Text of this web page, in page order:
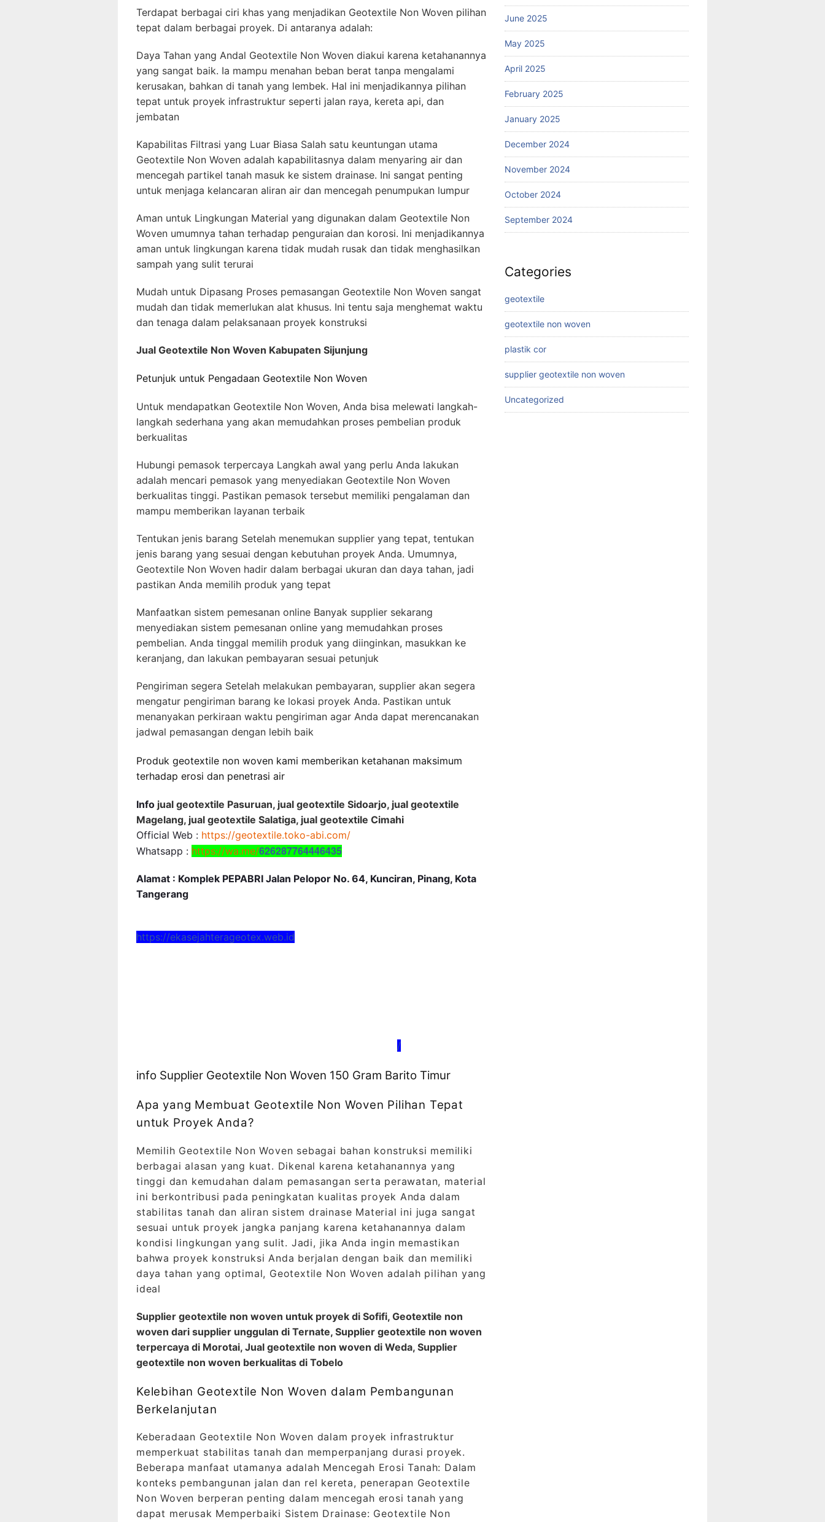
Terdapat berbagai ciri khas yang menjadikan Geotextile Non Woven pilihan
tepat dalam berbagai proyek. Di antaranya adalah:
Daya Tahan yang Andal Geotextile Non Woven diakui karena ketahanannya
yang sangat baik. Ia mampu menahan beban berat tanpa mengalami
kerusakan, bahkan di tanah yang lembek. Hal ini menjadikannya pilihan
tepat untuk proyek infrastruktur seperti jalan raya, kereta api, dan
jembatan
Kapabilitas Filtrasi yang Luar Biasa Salah satu keuntungan utama
Geotextile Non Woven adalah kapabilitasnya dalam menyaring air dan
mencegah partikel tanah masuk ke sistem drainase. Ini sangat penting
untuk menjaga kelancaran aliran air dan mencegah penumpukan lumpur
Aman untuk Lingkungan Material yang digunakan dalam Geotextile Non
Woven umumnya tahan terhadap penguraian dan korosi. Ini menjadikannya
aman untuk lingkungan karena tidak mudah rusak dan tidak menghasilkan
sampah yang sulit terurai
Mudah untuk Dipasang Proses pemasangan Geotextile Non Woven sangat
mudah dan tidak memerlukan alat khusus. Ini tentu saja menghemat waktu
dan tenaga dalam pelaksanaan proyek konstruksi
Jual Geotextile Non Woven Kabupaten Sijunjung
Petunjuk untuk Pengadaan Geotextile Non Woven
Untuk mendapatkan Geotextile Non Woven, Anda bisa melewati langkah-
langkah sederhana yang akan memudahkan proses pembelian produk
berkualitas
Hubungi pemasok terpercaya Langkah awal yang perlu Anda lakukan
adalah mencari pemasok yang menyediakan Geotextile Non Woven
berkualitas tinggi. Pastikan pemasok tersebut memiliki pengalaman dan
mampu memberikan layanan terbaik
Tentukan jenis barang Setelah menemukan supplier yang tepat, tentukan
jenis barang yang sesuai dengan kebutuhan proyek Anda. Umumnya,
Geotextile Non Woven hadir dalam berbagai ukuran dan daya tahan, jadi
pastikan Anda memilih produk yang tepat
Manfaatkan sistem pemesanan online Banyak supplier sekarang
menyediakan sistem pemesanan online yang memudahkan proses
pembelian. Anda tinggal memilih produk yang diinginkan, masukkan ke
keranjang, dan lakukan pembayaran sesuai petunjuk
Pengiriman segera Setelah melakukan pembayaran, supplier akan segera
mengatur pengiriman barang ke lokasi proyek Anda. Pastikan untuk
menanyakan perkiraan waktu pengiriman agar Anda dapat merencanakan
jadwal pemasangan dengan lebih baik
Produk geotextile non woven kami memberikan ketahanan maksimum
terhadap erosi dan penetrasi air
Info jual geotextile Pasuruan, jual geotextile Sidoarjo, jual geotextile
Magelang, jual geotextile Salatiga, jual geotextile Cimahi
Official Web : https://geotextile.toko-abi.com/
Whatsapp : https://wa.me/626287764446435
Alamat : Komplek PEPABRI Jalan Pelopor No. 64, Kunciran, Pinang, Kota
Tangerang
https://ekasejahterageotex.web.id
/
info Supplier Geotextile Non Woven 150 Gram Barito Timur
Apa yang Membuat Geotextile Non Woven Pilihan Tepat
untuk Proyek Anda?
Memilih Geotextile Non Woven sebagai bahan konstruksi memiliki
berbagai alasan yang kuat. Dikenal karena ketahanannya yang
tinggi dan kemudahan dalam pemasangan serta perawatan, material
ini berkontribusi pada peningkatan kualitas proyek Anda dalam
stabilitas tanah dan aliran sistem drainase Material ini juga sangat
sesuai untuk proyek jangka panjang karena ketahanannya dalam
kondisi lingkungan yang sulit. Jadi, jika Anda ingin memastikan
bahwa proyek konstruksi Anda berjalan dengan baik dan memiliki
daya tahan yang optimal, Geotextile Non Woven adalah pilihan yang
ideal
Supplier geotextile non woven untuk proyek di Sofifi, Geotextile non
woven dari supplier unggulan di Ternate, Supplier geotextile non woven
terpercaya di Morotai, Jual geotextile non woven di Weda, Supplier
geotextile non woven berkualitas di Tobelo
Kelebihan Geotextile Non Woven dalam Pembangunan
Berkelanjutan
Keberadaan Geotextile Non Woven dalam proyek infrastruktur
memperkuat stabilitas tanah dan memperpanjang durasi proyek.
Beberapa manfaat utamanya adalah Mencegah Erosi Tanah: Dalam
konteks pembangunan jalan dan rel kereta, penerapan Geotextile
Non Woven berperan penting dalam mencegah erosi tanah yang
dapat merusak Memperbaiki Sistem Drainase: Geotextile Non
June 2025
May 2025
April 2025
February 2025
January 2025
December 2024
November 2024
October 2024
September 2024
Categories
geotextile
geotextile non woven
plastik cor
supplier geotextile non woven
Uncategorized